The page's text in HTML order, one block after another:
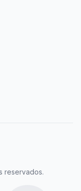
reservados.